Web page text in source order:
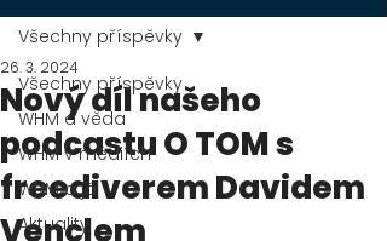
Všechny příspěvky
WHM a věda
WHM v médiích
WHM a já
Aktuality
Všechny příspěvky
Nový díl našeho
podcastu O TOM s
freediverem Davidem
Venclem
26. 3. 2024